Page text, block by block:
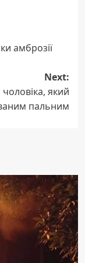
амброзії
Next:
який
пальним